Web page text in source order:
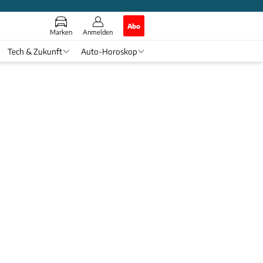
Marken Anmelden
Abo
Tech & Zukunft Auto-Horoskop